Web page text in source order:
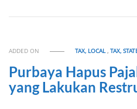
ADDED ON TAX, LOCAL,TAX,
Purbaya Hapus
yang Lakukan